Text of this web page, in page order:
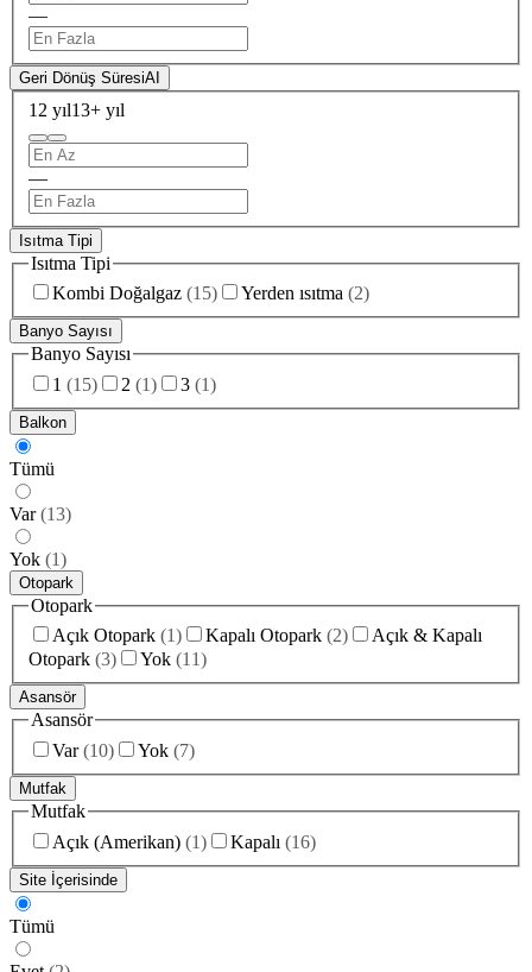
—
Geri Dönüş SüresiAI
12 yıl13+ yıl
—
Isıtma Tipi
Isıtma Tipi
Kombi Doğalgaz (15) Yerden ısıtma (2)
Banyo Sayısı
Banyo Sayısı
1 (15) 2 (1) 3 (1)
Balkon
Tümü
Var (13)
Yok (1)
Otopark
Otopark
Açık Otopark (1) Kapalı Otopark (2)
Açık & Kapalı
Otopark (3) Yok (11)
Asansör
Asansör
Var (10) Yok (7)
Mutfak
Mutfak
Açık (Amerikan) (1) Kapalı (16)
Site İçerisinde
Tümü